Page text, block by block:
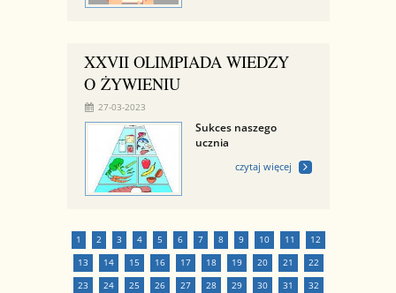
XXVII OLIMPIADA WIEDZY
O ŻYWIENIU
27-03-2023
Sukces naszego
ucznia
czytaj więcej
1 2 3 4 5 6 7 8 9 10 11
12
13
14 15 16 17 18 19 20 21
22
23
24 25 26 27 28 29 30 31
32